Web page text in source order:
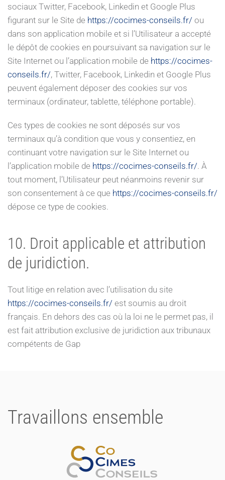
sociaux Twitter, Facebook, Linkedin et Google Plus
figurant sur le Site de https://cocimes-conseils.fr/ ou
dans son application mobile et si l’Utilisateur a accepté
le dépôt de cookies en poursuivant sa navigation sur le
Site Internet ou l’application mobile de https://cocimes-
conseils.fr/, Twitter, Facebook, Linkedin et Google Plus
peuvent également déposer des cookies sur vos
terminaux (ordinateur, tablette, téléphone portable).
Ces types de cookies ne sont déposés sur vos
terminaux qu’à condition que vous y consentiez, en
continuant votre navigation sur le Site Internet ou
l’application mobile de https://cocimes-conseils.fr/. À
tout moment, l’Utilisateur peut néanmoins revenir sur
son consentement à ce que https://cocimes-conseils.fr/
dépose ce type de cookies.
10. Droit applicable et attribution
de juridiction.
Tout litige en relation avec l’utilisation du site
https://cocimes-conseils.fr/ est soumis au droit
français. En dehors des cas où la loi ne le permet pas, il
est fait attribution exclusive de juridiction aux tribunaux
compétents de Gap
Travaillons ensemble